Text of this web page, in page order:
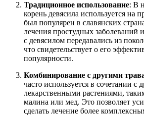
Традиционное использование: В
корень девясила используется на
был популярен в славянских
лечения простудных заболеваний
с девясилом передавались из
что свидетельствует о его
популярности.
Комбинирование с другими
часто используется в сочетании с
лекарственными растениями,
малина или мед. Это позволяет
сделать лечение более